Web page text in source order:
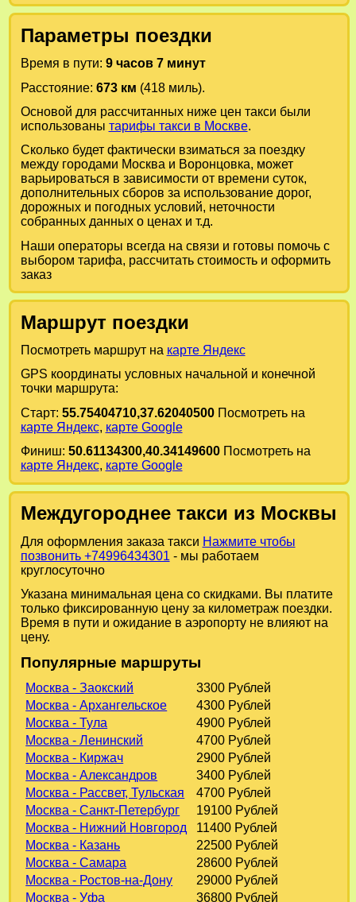
Параметры поездки
Время в пути: 9 часов 7 минут
Расстояние: 673 км (418 миль).
Основой для рассчитанных ниже цен такси были
использованы тарифы такси в Москве.
Сколько будет фактически взиматься за поездку
между городами Москваи Воронцовка, может
варьироваться в зависимости от времени суток,
дополнительных сборов за использование дорог,
дорожных и погодных условий, неточности
собранных данных о ценах и т.д.
Наши операторы всегда на связи и готовы помочь с
выбором тарифа, рассчитать стоимость и оформить
заказ
Маршрут поездки
Посмотреть маршрут на карте Яндекс
GPS координаты условных начальной и конечной
точки маршрута:
Старт: 55.75404710,37.62040500Посмотреть на
карте Яндекс, карте Google
Финиш: 50.61134300,40.34149600Посмотреть на
карте Яндекс, карте Google
Междугороднее такси из Москвы
Для оформления заказа такси Нажмите чтобы
позвонить +74996434301 - мы работаем
круглосуточно
Указана минимальная цена со скидками. Вы платите
только фиксированную цену за километраж поездки.
Время в пути и ожидание в аэропорту не влияют на
цену.
Популярные маршруты
Москва - Заокский
3300 Рублей
Москва - Архангельское
4300 Рублей
Москва - Тула
4900 Рублей
Москва - Ленинский
4700 Рублей
Москва - Киржач
2900 Рублей
Москва - Александров
3400 Рублей
Москва - Рассвет, Тульская
4700 Рублей
Москва - Санкт-Петербург
19100 Рублей
Москва - Нижний Новгород
11400 Рублей
Москва - Казань
22500 Рублей
Москва - Самара
28600 Рублей
Москва - Ростов-на-Дону
29000 Рублей
Москва - Уфа
36800 Рублей